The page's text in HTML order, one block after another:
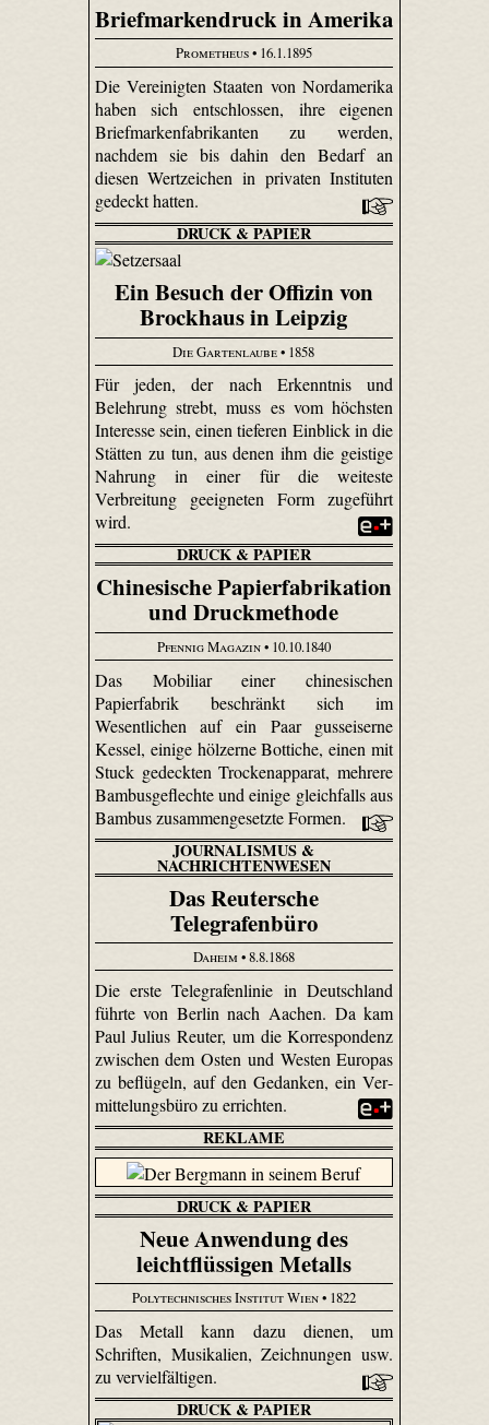
Briefmarkendruck in Amerika
Prometheus• 16.1.1895
Die Vereinigten Staaten von Nordamerika
haben sich entschlossen, ihre eigenen
Briefmarkenfabrikanten zu werden,
nachdem sie bis dahin den Bedarf an
diesen Wertzeichen in privaten Instituten
gedeckt hatten.
DRUCK & PAPIER
Ein Besuch der Offizin von
Brockhaus in Leipzig
Die Gartenlaube• 1858
Für jeden, der nach Erkenntnis und
Belehrung strebt, muss es vom höchsten
Interesse sein, einen tieferen Einblick in die
Stätten zu tun, aus denen ihm die geistige
Nahrung in einer für die weiteste
Verbreitung geeigneten Form zugeführt
wird.
DRUCK & PAPIER
Chinesische Papierfabrikation
und Druckmethode
Pfennig Magazin• 10.10.1840
Das Mobiliar einer chinesischen
Papierfabrik beschränkt sich im
Wesentlichen auf ein Paar gusseiserne
Kessel, einige hölzerne Bottiche, einen mit
Stuck gedeckten Trockenapparat, mehrere
Bambus­geflechte und einige gleichfalls aus
Bambus zusammengesetzte Formen.
JOURNALISMUS &
NACHRICHTENWESEN
Das Reutersche
Telegrafenbüro
Daheim• 8.8.1868
Die erste Telegrafenlinie in Deutschland
führte von Berlin nach Aachen. Da kam
Paul Julius Reuter, um die Korrespondenz
zwischen dem Osten und Westen Europas
zu beflügeln, auf den Gedanken, ein Ver­
mittelungs­büro zu errichten.
REKLAME
DRUCK & PAPIER
Neue Anwendung des
leichtflüssigen Metalls
Polytechnisches Institut Wien• 1822
Das Metall kann dazu dienen, um
Schriften, Musikalien, Zeichnungen usw.
zu vervielfältigen.
DRUCK & PAPIER